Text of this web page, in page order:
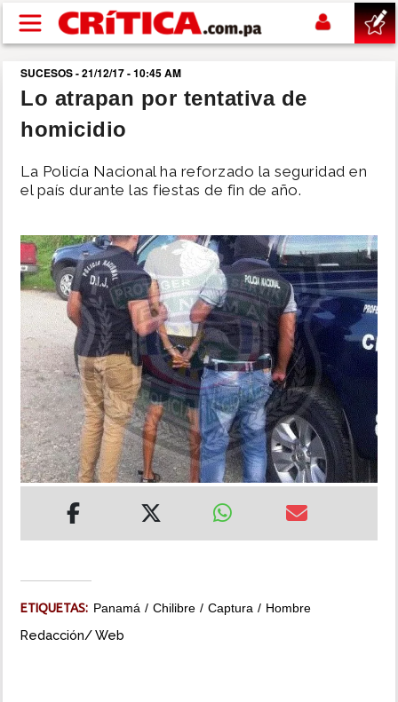
Pasar al contenido principal
buscar
SUCESOS
NACIONAL
SHOW
DEPORTES
MUNDO
INSÓLITAS
MULTIMEDIA
SUCESOS - 21/12/17 - 10:45 AM
Lo atrapan por tentativa de
homicidio
La Policía Nacional ha reforzado la seguridad en
el país durante las fiestas de fin de año.
ETIQUETAS: Panamá Chilibre Captura Hombre
Redacción/ Web